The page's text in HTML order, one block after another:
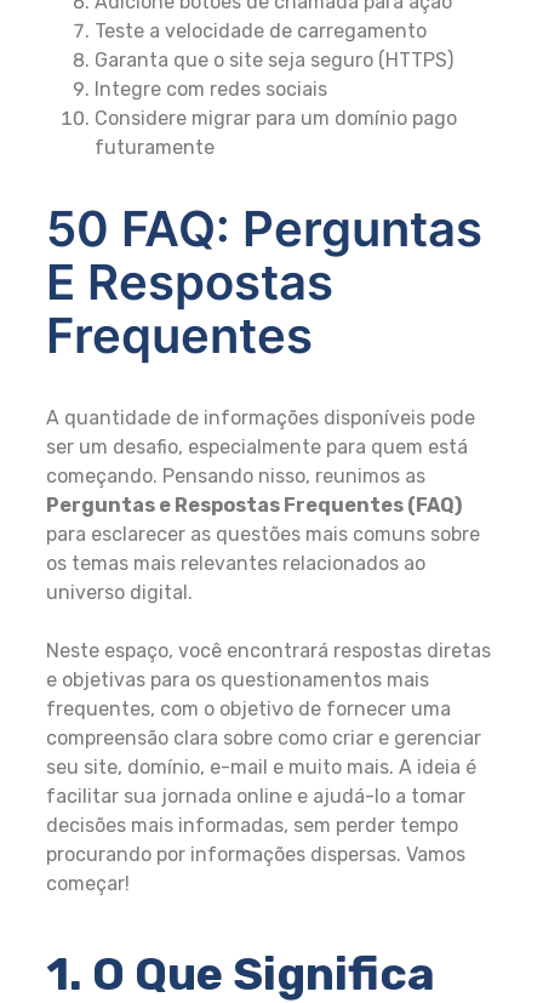
Teste a velocidade de carregamento
Garanta que o site seja seguro (HTTPS)
Integre com redes sociais
Considere migrar para um domínio pago
futuramente
50 FAQ: Perguntas
E Respostas
Frequentes
A quantidade de informações disponíveis pode
ser um desafio, especialmente para quem está
começando. Pensando nisso, reunimos as
Perguntas e Respostas Frequentes (FAQ)
para esclarecer as questões mais comuns sobre
os temas mais relevantes relacionados ao
universo digital.
Neste espaço, você encontrará respostas diretas
e objetivas para os questionamentos mais
frequentes, com o objetivo de fornecer uma
compreensão clara sobre como criar e gerenciar
seu site, domínio, e-mail e muito mais. A ideia é
facilitar sua jornada online e ajudá-lo a tomar
decisões mais informadas, sem perder tempo
procurando por informações dispersas. Vamos
começar!
1. O Que Significa